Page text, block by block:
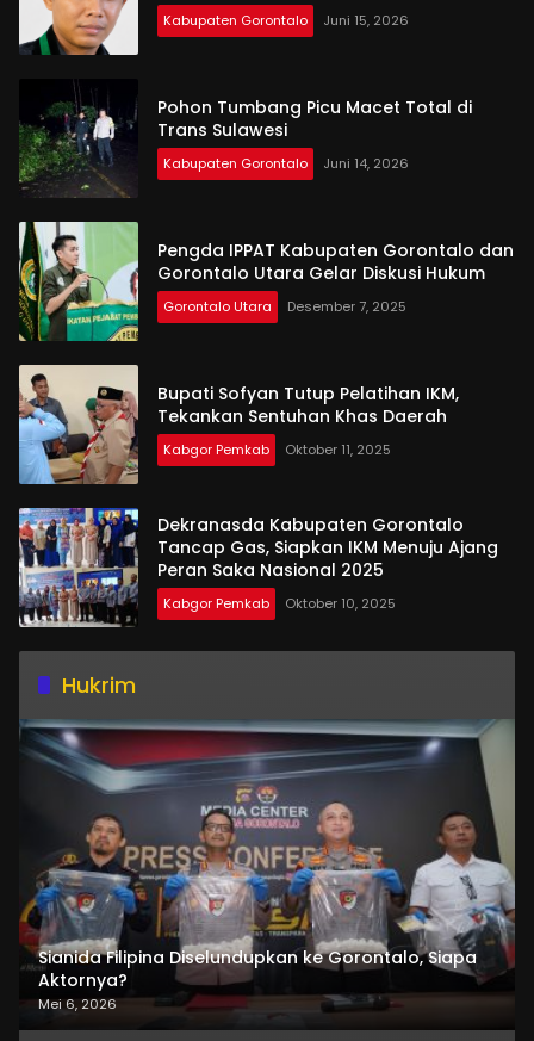
Kabupaten Gorontalo Juni 15, 2026
Pohon Tumbang Picu Macet Total di
Trans Sulawesi
Kabupaten Gorontalo Juni 14, 2026
Pengda IPPAT Kabupaten Gorontalo dan
Gorontalo Utara Gelar Diskusi Hukum
Gorontalo Utara Desember 7, 2025
Bupati Sofyan Tutup Pelatihan IKM,
Tekankan Sentuhan Khas Daerah
Kabgor Pemkab Oktober 11, 2025
Dekranasda Kabupaten Gorontalo
Tancap Gas, Siapkan IKM Menuju Ajang
Peran Saka Nasional 2025
Kabgor Pemkab Oktober 10, 2025
Hukrim
Sianida Filipina Diselundupkan ke Gorontalo, Siapa
Aktornya?
Mei 6, 2026